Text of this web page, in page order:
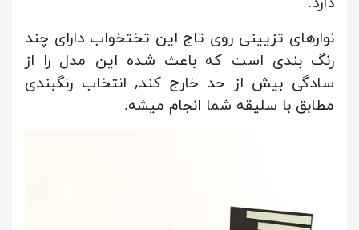
نوارهای تزیینی روی تاج این تختخواب دارای چند
رنگ بندی است که باعث شده این مدل را از
سادگی بیش از حد خارج کند, انتخاب رنگبندی
مطابق با سلیقه شما انجام میشه.